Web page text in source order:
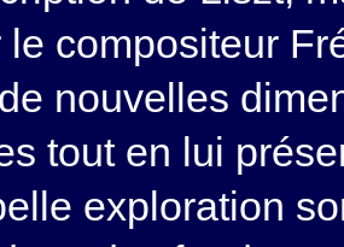
le compositeur
nouvelles
tout en lui
exploration